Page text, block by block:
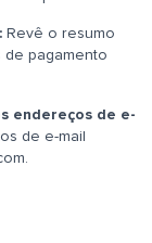
Revê o resumo
de pagamento
endereços de e-
de e-mail
.